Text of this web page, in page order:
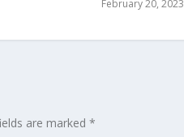
February 20, 2023
are marked*